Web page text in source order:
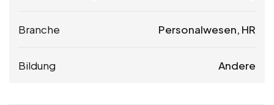
Branche Personalwesen, HR
Bildung Andere